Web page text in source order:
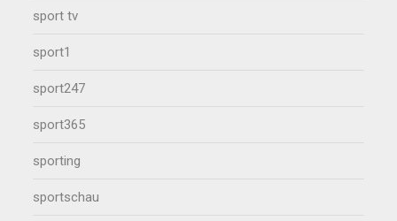
sport tv
sport1
sport247
sport365
sporting
sportschau